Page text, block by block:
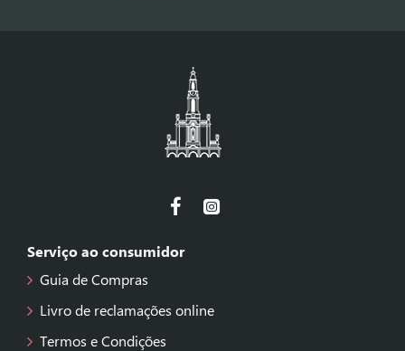
Serviço ao consumidor
Guia de Compras
Livro de reclamações online
Termos e Condições